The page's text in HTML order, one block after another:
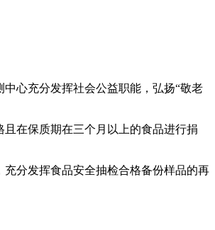
心充分发挥社会公益职能，弘扬“敬老
在保质期在三个月以上的食品进行捐
分发挥食品安全抽检合格备份样品的再